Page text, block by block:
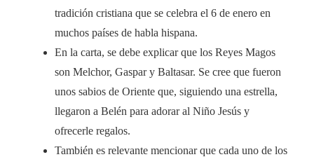
tradición cristiana que se celebra el 6 de enero en
muchos países de habla hispana.
En la carta, se debe explicar que los Reyes Magos
son Melchor, Gaspar y Baltasar. Se cree que fueron
unos sabios de Oriente que, siguiendo una estrella,
llegaron a Belén para adorar al Niño Jesús y
ofrecerle regalos.
También es relevante mencionar que cada uno de los